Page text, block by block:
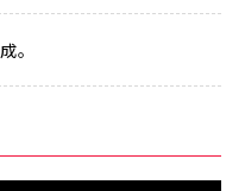
。